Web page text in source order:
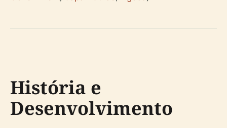
História e
Desenvolvimento